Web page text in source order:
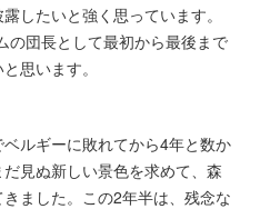
したいと強く思っています。
の団長として最初から最後まで
思います。
ルギーに敗れてから4年と数か
見ぬ新しい景色を求めて、森
ました。この2年半は、残念な